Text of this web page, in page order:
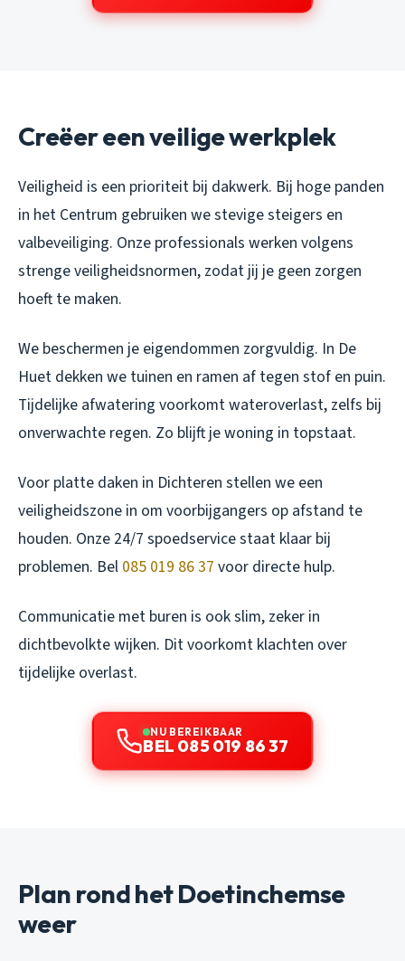
Creëer een veilige werkplek
Veiligheid is een prioriteit bij dakwerk. Bij hoge panden
in het Centrum gebruiken we stevige steigers en
valbeveiliging. Onze professionals werken volgens
strenge veiligheidsnormen, zodat jij je geen zorgen
hoeft te maken.
We beschermen je eigendommen zorgvuldig. In De
Huet dekken we tuinen en ramen af tegen stof en puin.
Tijdelijke afwatering voorkomt wateroverlast, zelfs bij
onverwachte regen. Zo blijft je woning in topstaat.
Voor platte daken in Dichteren stellen we een
veiligheidszone in om voorbijgangers op afstand te
houden. Onze 24/7 spoedservice staat klaar bij
problemen. Bel 085 019 86 37 voor directe hulp.
Communicatie met buren is ook slim, zeker in
dichtbevolkte wijken. Dit voorkomt klachten over
tijdelijke overlast.
NU BEREIKBAAR
BEL 085 019 86 37
Plan rond het Doetinchemse
weer